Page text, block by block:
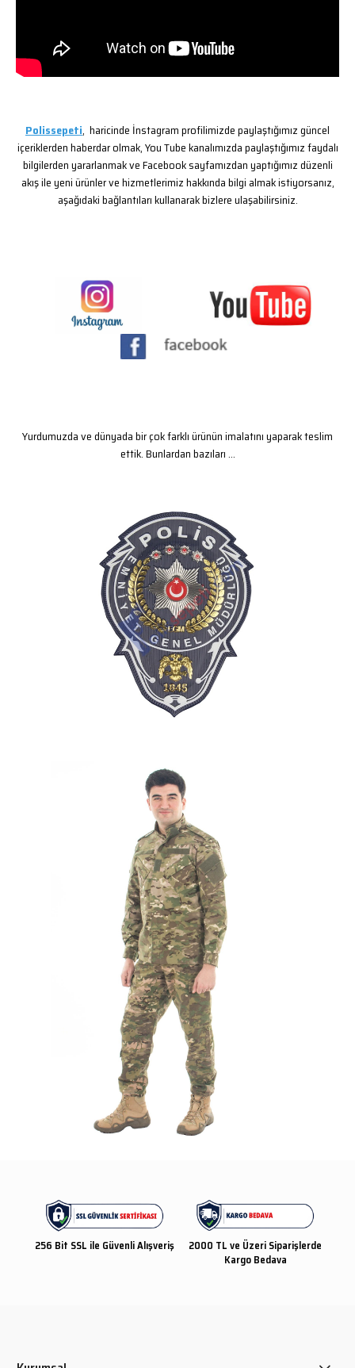
Polissepeti, haricinde İnstagram profilimizde paylaştığımız güncel
içeriklerden haberdar olmak, You Tube kanalımızda paylaştığımız faydalı
bilgilerden yararlanmak ve Facebook sayfamızdan yaptığımız düzenli
akış ile yeni ürünler ve hizmetlerimiz hakkında bilgi almak istiyorsanız,
aşağıdaki bağlantıları kullanarak bizlere ulaşabilirsiniz.
Yurdumuzda ve dünyada bir çok farklı ürünün imalatını yaparak teslim
ettik. Bunlardan bazıları ...
256 Bit SSL ile Güvenli Alışveriş
2000 TL ve Üzeri Siparişlerde
Kargo Bedava